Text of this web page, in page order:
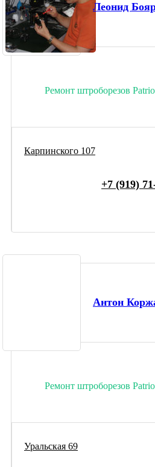
Леонид
Ремонт штроборезов
Карпинского 107
+7 (919)
Антон
Ремонт штроборезов
Уральская 69